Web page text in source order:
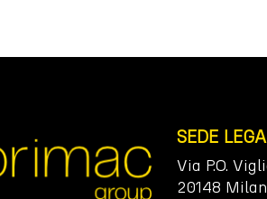
SEDE
Via P.O.
20148